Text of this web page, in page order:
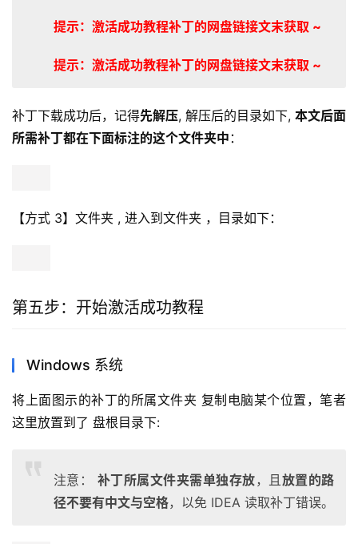
提示：激活成功教程补丁的网盘链接文末获取 ~
提示：激活成功教程补丁的网盘链接文末获取 ~
补丁下载成功后，记得先解压, 解压后的目录如下, 本文后面
所需补丁都在下面标注的这个文件夹中 ：
【方式 3】文件夹 , 进入到文件夹 ，目录如下：
第五步：开始激活成功教程
Windows 系统
将上面图示的补丁的所属文件夹 复制电脑某个位置，笔者
这里放置到了 盘根目录下:
注意： 补丁所属文件夹需单独存放，且放置的路
径不要有中文与空格，以免 IDEA 读取补丁错误。